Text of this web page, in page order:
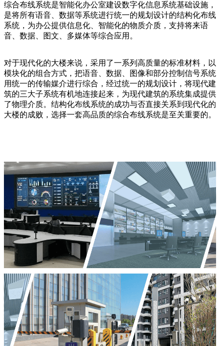
综合布线系统是智能化办公室建设数字化信息系统基础设施，
是将所有语音、数据等系统进行统一的规划设计的结构化布线
系统，为办公提供信息化、智能化的物质介质，支持将来语
音、数据、图文、多媒体等综合应用。
对于现代化的大楼来说，采用了一系列高质量的标准材料，以
模块化的组合方式，把语音、数据、图像和部分控制信号系统
用统一的传输媒介进行综合，经过统一的规划设计，将现代建
筑的三大子系统有机地连接起来，为现代建筑的系统集成提供
了物理介质。结构化布线系统的成功与否直接关系到现代化的
大楼的成败，选择一套高品质的综合布线系统是至关重要的。